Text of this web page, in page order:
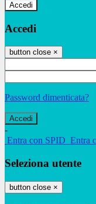
Accedi
Accedi
button close ×
Password dimenticata?
-
Entra con SPID Entra
Seleziona utente
button close ×